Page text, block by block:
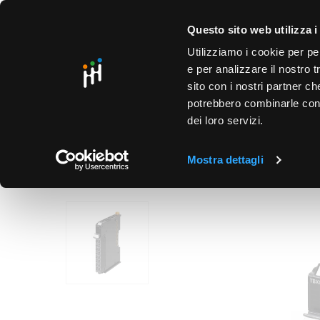
Questo sito web utilizza i
Utilizziamo i cookie per
e per analizzare il nostro
sito con i nostri partner
potrebbero combinarle
dei loro servizi.
Mostra dettagli
text.skipToContent
text.skipToNavigation
PUNTI VENDITA BUSINESS UNIT
HOME / AUTOMAZIONE INDUSTRIALE